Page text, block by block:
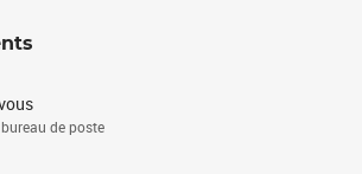
de poste